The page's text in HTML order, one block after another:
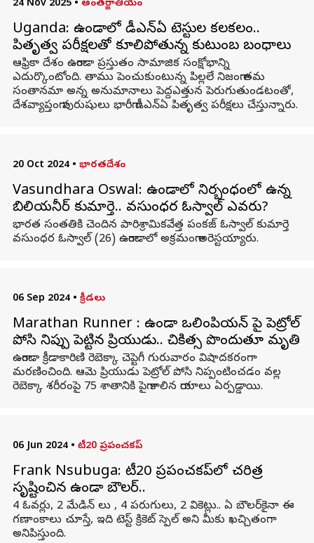
24 Nov 2025 • అంతర్జాతీయం
Uganda: ఉగాండాలో డీఎన్‌ఏ టెస్టుల కలకలం..
పితృత్వ పరీక్షలతో కూలిపోతున్న కుటుంబ బంధాలు
ఆఫ్రికా దేశం ఉగాండా ప్రస్తుతం సామాజిక సంక్షోభాన్ని
ఎదుర్కొంటోంది. తాము పెంచుకుంటున్న పిల్లలే నిజంగా తమ
సంతానమా అన్న అనుమానాలు పెద్దఎత్తున పెరుగుతుండటంతో,
దేశవ్యాప్తంగా పురుషులు భారీగా డీఎన్‌ఏ పితృత్వ పరీక్షలు చేస్తున్నారు.
20 Oct 2024 • భారతదేశం
Vasundhara Oswal: ఉగాండాలో నిర్బంధంలో ఉన్న
బిలియనీర్ కుమార్తె.. వసుంధర ఓస్వాల్ ఎవరు?
భారత సంతతికి చెందిన పారిశ్రామికవేత్త పంకజ్ ఓస్వాల్ కుమార్తె
వసుంధర ఓస్వాల్ (26) ఉగాండాలో అక్రమంగా అరెస్టయ్యారు.
06 Sep 2024 • క్రీడలు
Marathan Runner : ఉగాండా ఒలింపియన్ పై పెట్రోల్
పోసి నిప్పు పెట్టిన ప్రియుడు.. చికిత్స పొందుతూ మృతి
ఉగాండా క్రీడాకారిణి రెబెక్కా చెప్టెగీ గురువారం విషాదకరంగా
మరణించింది. ఆమె ప్రియుడు పెట్రోల్ పోసి నిప్పంటించడం వల్ల
రెబెక్కా శరీరంపై 75 శాతానికి పైగా కాలిన గాయాలు ఏర్పడ్డాయి.
06 Jun 2024 • టీ20 ప్రపంచకప్‌
Frank Nsubuga: టీ20 ప్రపంచకప్‌లో చరిత్ర
సృష్టించిన ఉగాండా బౌలర్..
4 ఓవర్లు, 2 మేడిన్ లు , 4 పరుగులు, 2 వికెట్లు.. ఏ బౌలర్‌కైనా ఈ
గణాంకాలు చూస్తే, ఇది టెస్ట్ క్రికెట్ స్పెల్ అని మీకు ఖచ్చితంగా
అనిపిస్తుంది.